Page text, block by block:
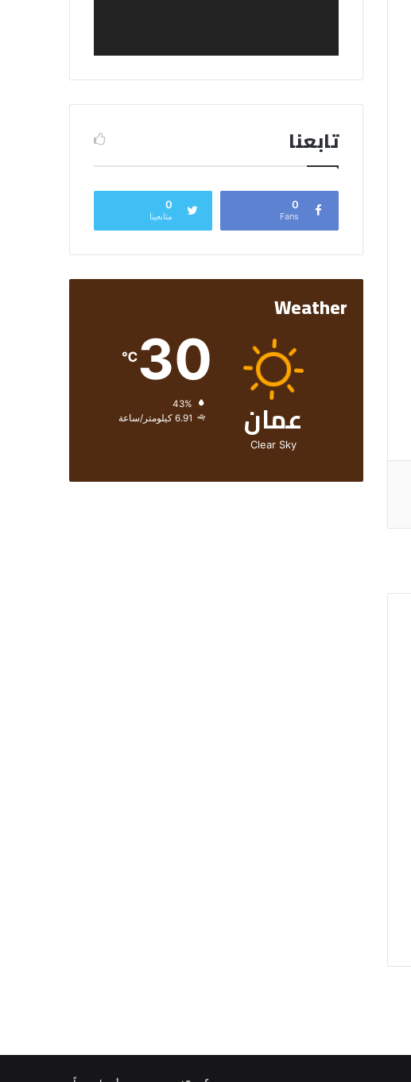
تابعنا
0
Fans
0
متابعينا
Weather
عمان
Clear Sky
30
℃
الرطوبة:
الرياح: